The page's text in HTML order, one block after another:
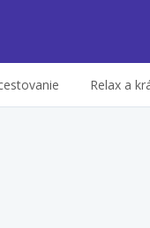
Relax a